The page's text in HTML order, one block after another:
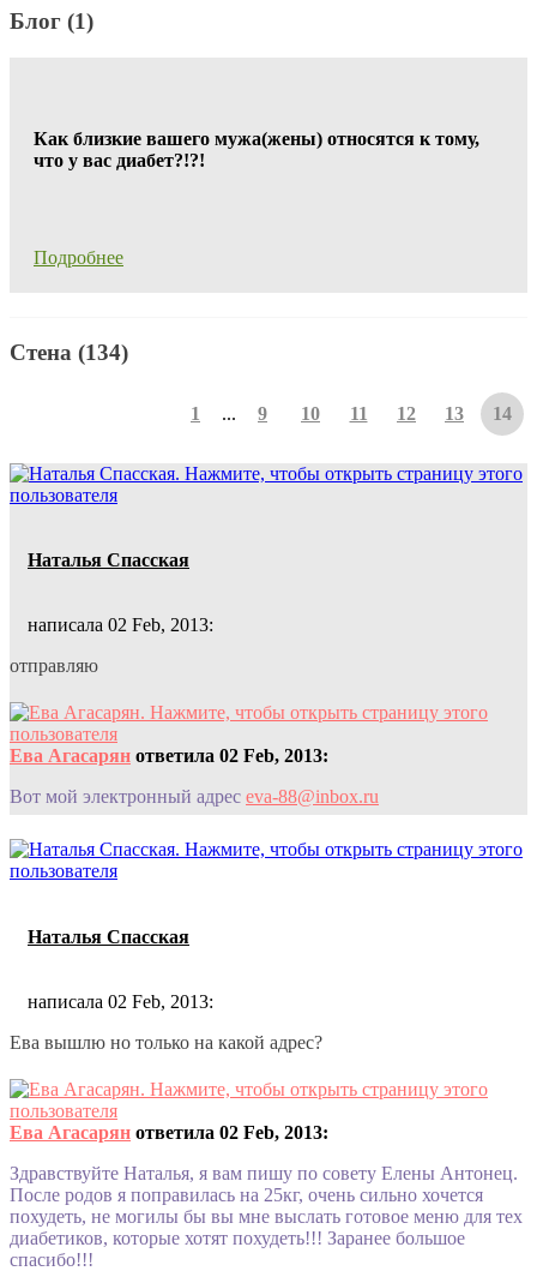
Блог (1)
Как близкие вашего мужа(жены) относятся к тому,
что у вас диабет?!?!
Подробнее
Стена (134)
1 ... 9 10 11 12 13 14
Наталья Спасская
написала 02 Feb, 2013:
отправляю
Ева Агасарян ответила 02 Feb, 2013:
Вот мой электронный адрес eva-88@inbox.ru
Наталья Спасская
написала 02 Feb, 2013:
Ева вышлю но только на какой адрес?
Ева Агасарян ответила 02 Feb, 2013:
Здравствуйте Наталья, я вам пишу по совету Елены Антонец.
После родов я поправилась на 25кг, очень сильно хочется
похудеть, не могилы бы вы мне выслать готовое меню для тех
диабетиков, которые хотят похудеть!!! Заранее большое
спасибо!!!